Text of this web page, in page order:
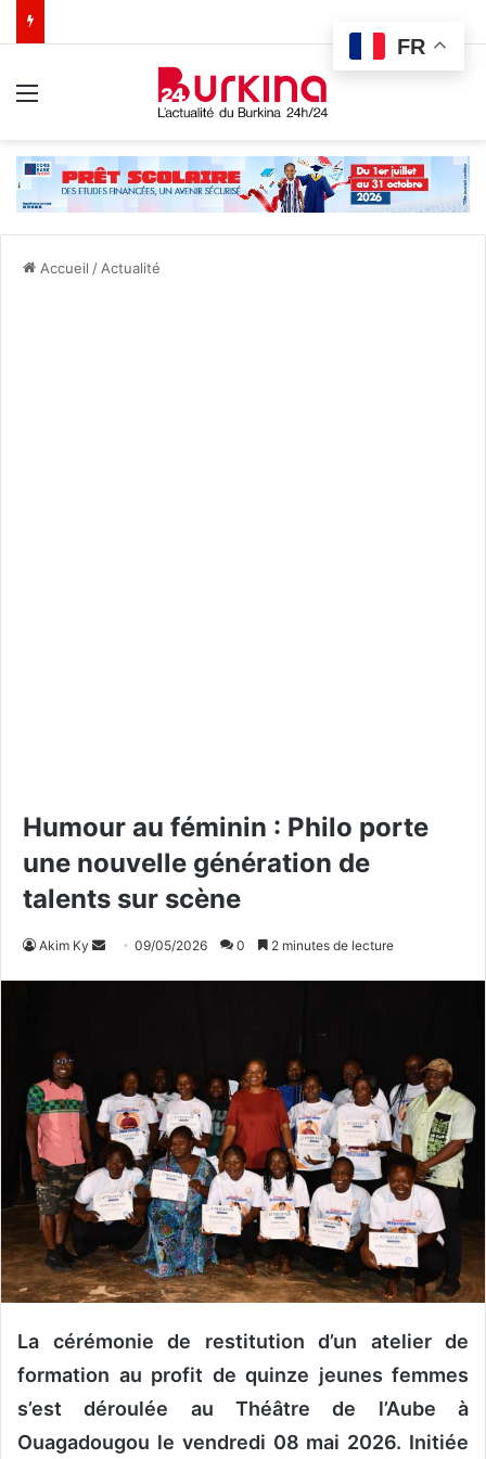
Accueil / Actualité
Humour au féminin : Philo porte
une nouvelle génération de
talents sur scène
Akim Ky
r
u
n
c
o
u
r
r
e
09/05/2026 0 2 minutes de lecture
La cérémonie de restitution d’un atelier de
formation au profit de quinze jeunes femmes
s’est déroulée au Théâtre de l’Aube à
Ouagadougou le vendredi 08 mai 2026. Initiée
FR